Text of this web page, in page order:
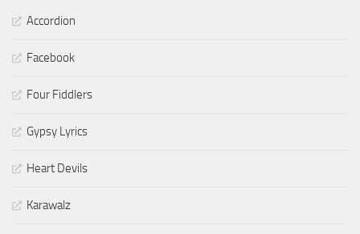
Accordion
Facebook
Four Fiddlers
Gypsy Lyrics
Heart Devils
Karawalz